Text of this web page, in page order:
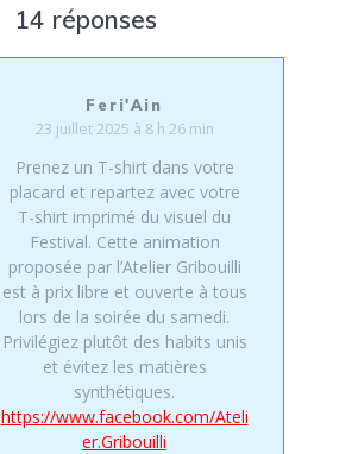
14 réponses
Feri'Ain
23 juillet 2025 à 8 h 26 min
Prenez un T-shirt dans votre
placard et repartez avec votre
T-shirt imprimé du visuel du
Festival. Cette animation
proposée par l’Atelier Gribouilli
est à prix libre et ouverte à tous
lors de la soirée du samedi.
Privilégiez plutôt des habits unis
et évitez les matières
synthétiques.
https://www.facebook.com/Ateli
er.Gribouilli